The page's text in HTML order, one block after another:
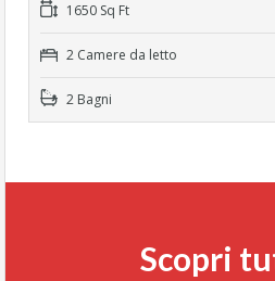
1650 Sq Ft
2 Camere da letto
2 Bagni
Scopri